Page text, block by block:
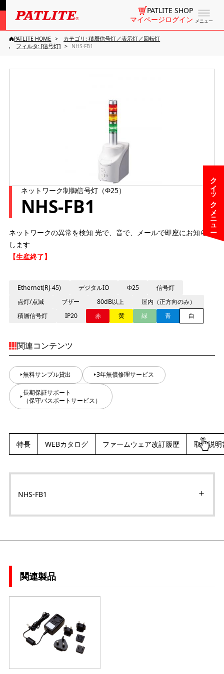
メニュー
PATLITE SHOP
マイページログイン
クイックメニュー
PATLITE HOME
カテゴリ: 積層信号灯／表示灯／回転灯
フィルタ: [信号灯]
NHS-FB1
ネットワーク制御信号灯（Φ25）
NHS-FB1
ネットワークの異常を検知 光で、音で、メールで即座にお知らせ
します
【生産終了】
Ethernet(RJ-45) デジタルIO Φ25
信号灯
点灯/点滅
ブザー 80dB以上
屋内（正方向のみ）
積層信号灯
IP20 赤 黄 緑 青 白
関連コンテンツ
無料サンプル貸出 3年無償修理サービス
長期保証サポート
（保守パスポートサービス）
特長 WEBカタログ ファームウェア改訂履歴 取扱説
NHS-FB1
関連製品